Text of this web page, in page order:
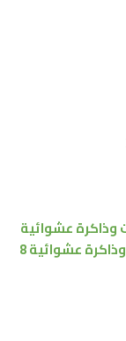
بسعة 64 غيغابايت وذاكرة عشوائية
6 غيغابايت. و539 دولار بسعة 128 غيغابايت وذاكرة عشوائية 8